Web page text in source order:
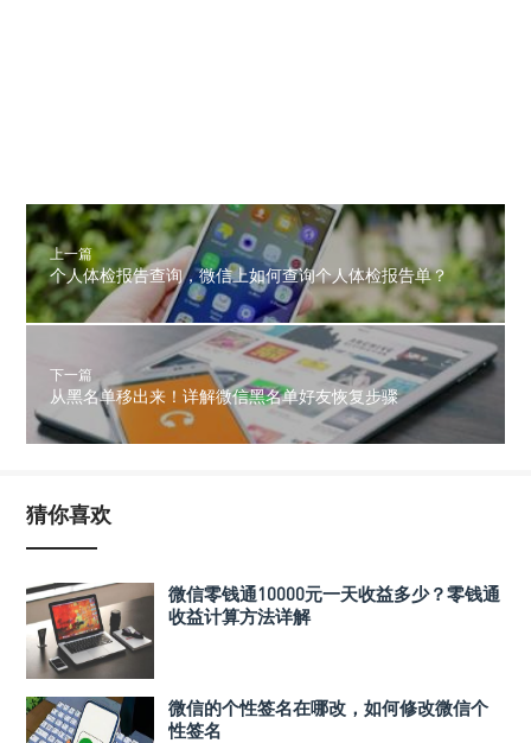
上一篇
个人体检报告查询，微信上如何查询个人体检报告单？
下一篇
从黑名单移出来！详解微信黑名单好友恢复步骤
猜你喜欢
微信零钱通10000元一天收益多少？零钱通
收益计算方法详解
微信的个性签名在哪改，如何修改微信个
性签名